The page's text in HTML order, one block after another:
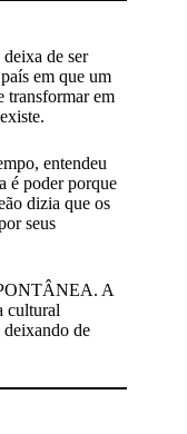
de ser
em que um
transformar em
entendeu
é poder porque
dizia que os
seus
A
cultural
de